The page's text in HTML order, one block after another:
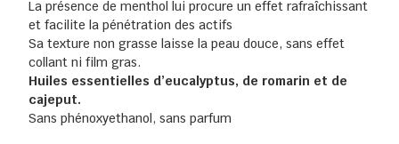
La présence de menthol lui procure un effet rafraîchissant
et facilite la pénétration des actifs
Sa texture non grasse laisse la peau douce, sans effet
collant ni film gras.
Huiles essentielles d’eucalyptus, de romarin et de
cajeput.
Sans phénoxyethanol, sans parfum